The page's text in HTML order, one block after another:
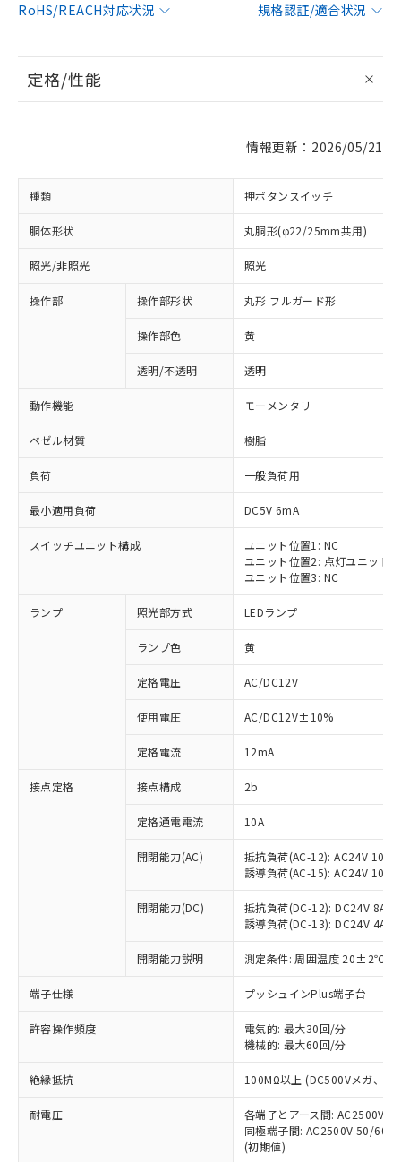
RoHS/REACH対応状況
規格認証/適合状況
定格/性能
情報更新：2026/05/21
種類 押ボタンスイッチ
胴体形状 丸胴形(φ22/25mm共用)
照光/非照光 照光
操作部 操作部形状 丸形 フルガード形
操作部色 黄
透明/不透明 透明
動作機能 モーメンタリ
ベゼル材質 樹脂
負荷 一般負荷用
最小適用負荷 DC5V 6mA
スイッチユニット構成
ユニット位置1: NC
ユニット位置2: 点灯ユニット
ユニット位置3: NC
ランプ 照光部方式 LEDランプ
ランプ色 黄
定格電圧 AC/DC12V
使用電圧 AC/DC12V±10%
定格電流 12mA
接点定格 接点構成 2b
定格通電電流 10A
開閉能力(AC)
抵抗負荷(AC-12): AC24V 10A/
誘導負荷(AC-15): AC24V
開閉能力(DC)
抵抗負荷(DC-12): DC24V 8A/
誘導負荷(DC-13): DC24V 4A/
開閉能力説明 測定条件: 周囲温度 20±2℃、
端子仕様 プッシュインPlus端子台
許容操作頻度
電気的: 最大30回/分
機械的: 最大60回/分
絶縁抵抗 100MΩ以上 (DC500Vメガ、点
耐電圧
各端子とアース間: AC2500V
同極端子間: AC2500V 50/
(初期値)
ご利用条件
以下の条件をお読みいただき、同意のうえ
ご利用ください。
本サービスは、当社制御機器事業取扱
商品の当社在庫状況および標準価格
(税抜)を提供させていただくもので
当社制御機器事業取扱商品の中には、
本サービスの対象外となる商品もある
ことをご了承ください。
在庫状況および標準価格照会結果は、
記載している更新日時点での社内デー
タに基づき作成されるものであり、閲
覧された時点での実際の在庫および標
準価格とは異なる場合があることをご
※1 対応状況
対応済み：EU RoHS指令（10物質）の
非含有に対応した製品が提供可能な商品で
す。
対応予定：EU RoHS指令（10物質）の非含
有に対応した製品に切り替える予定のある
対応予定なし：EU RoHS指令（10物質）の
非含有に非対応の商品で、対応品を出す予
定はありません。
調査・確認中：EU RoHS指令（10物質）の
非含有の対応状況を調査中または確認中の
非該当品：ライセンス料など無形物で、有
害物質有無と関係のない商品です。
仕入先様の事情により、非含有部品として
いたものが、含有品と判明した場合などや
むを得ず変更することがあります。
六価クロム(Cr(Ⅵ)) 1000ppm以下、ポリ臭化ビフェニル
類(PBB) 1000ppm以下、ポリ臭化ジフェニルエーテル類
「○」：最大均質材料含有率が中国RoHSの
基準値以下であることを示します。
「×」：最大均質材料含有率が中国RoHSの
基準値を超えていることを示します。
「－」：未確認です。当社販売部門へお問
*中国RoHS10物質の基準値 (GB/T26572)：
Pb(鉛) :1000ppm、 Hg(水銀) : 1000ppm、 Cd(カドミウ
Cr(Ⅵ)(六価クロム) : 1000ppm、 PBBs(ポリ臭化ビフェ
当社は、これら貴社製品のうち、外国
為替および外国貿易法に定める商品
（以下｢規制貨物等」という）を輸出
または国外への提供する場合は、日本
国政府の輸出許可(または役務取引許
可)を取得するなどの必要な手続きを